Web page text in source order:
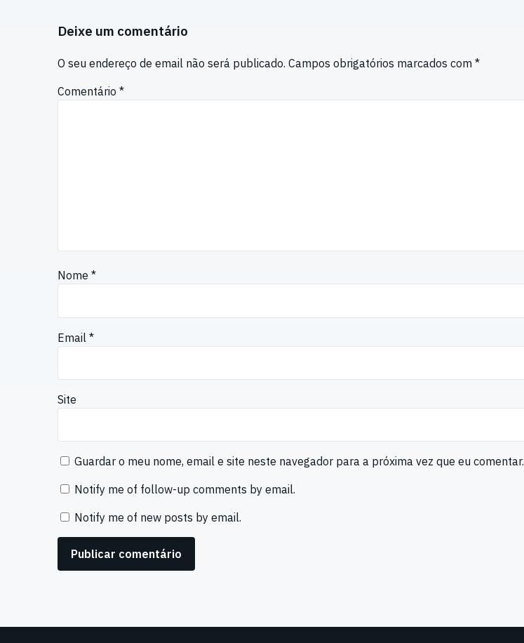
Deixe um comentário
O seu endereço de email não será publicado. Campos obrigatórios marcados com *
Comentário *
Nome *
Email *
Site
Guardar o meu nome, email e site neste navegador para a próxima vez que eu comentar.
Notify me of follow-up comments by email.
Notify me of new posts by email.